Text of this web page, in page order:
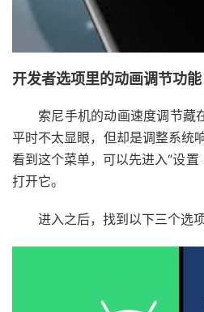
开发者选项里的动画调节功能
索尼手机的动画速度调节藏
平时不太显眼，但却是调整系统
看到这个菜单，可以先进入“设
打开它。
进入之后，找到以下三个选项